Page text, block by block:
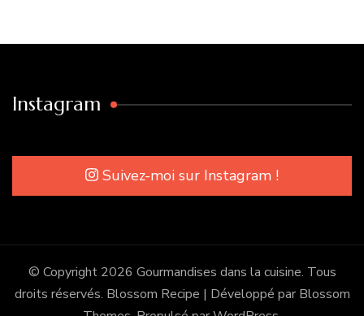
Instagram
Suivez-moi sur Instagram !
© Copyright 2026 Gourmandises dans la cuisine. Tous
droits réservés. Blossom Recipe | Développé par Blossom